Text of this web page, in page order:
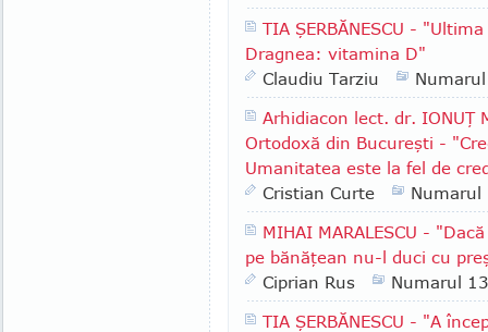
TIA ŞERBĂNESCU -
Dragnea: vitamina D"
Claudiu Tarziu
Arhidiacon lect. dr. IONUŢ
Ortodoxă din Bucureşti -
Umanitatea este la fel de
Cristian Curte
Numarul
MIHAI MARALESCU -
pe bănăţean nu-l duci cu
Ciprian Rus
Numarul
TIA ŞERBĂNESCU - "A